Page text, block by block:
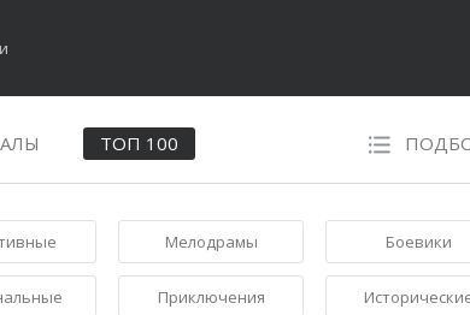
ТОП 100
Мелодрамы Боевики
Приключения